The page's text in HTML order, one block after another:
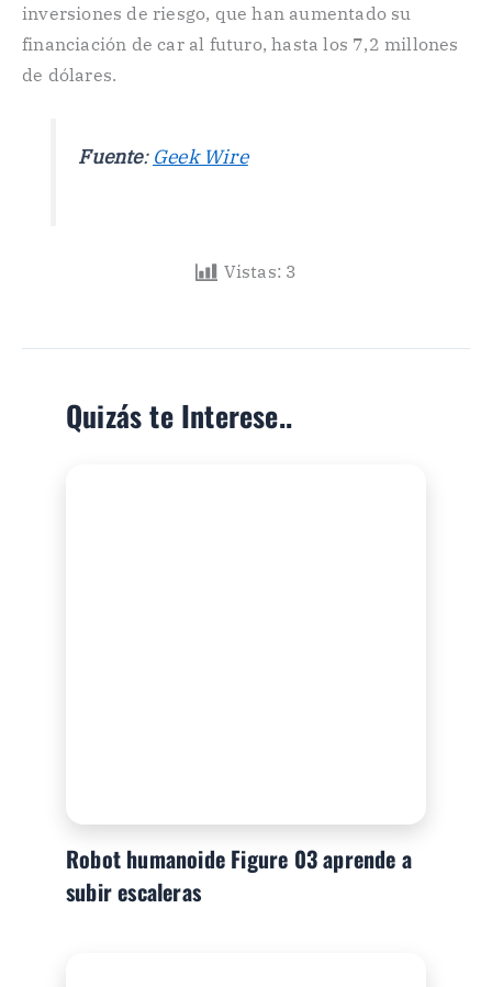
inversiones de riesgo, que han aumentado su
financiación de car al futuro, hasta los 7,2 millones
de dólares.
Fuente: Geek Wire
Vistas: 3
Quizás te Interese..
Robot humanoide Figure 03 aprende a
subir escaleras